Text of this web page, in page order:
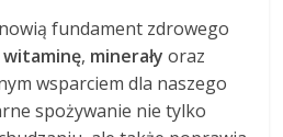
fundament zdrowego
witaminę, minerały oraz
wsparciem dla naszego
spożywanie nie tylko